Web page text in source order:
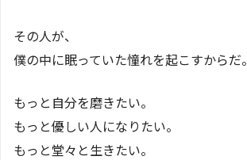
その人が、
僕の中に眠っていた憧れを起こすからだ。
もっと自分を磨きたい。
もっと優しい人になりたい。
もっと堂々と生きたい。